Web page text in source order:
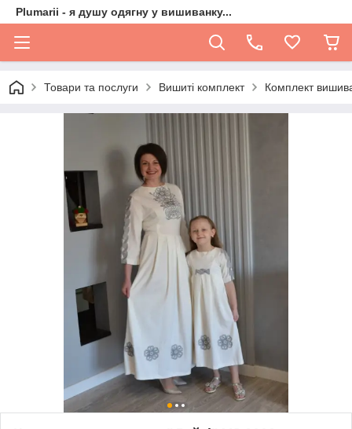
Plumarii - я душу одягну у вишиванку...
Товари та послуги Вишиті комплект Комплект